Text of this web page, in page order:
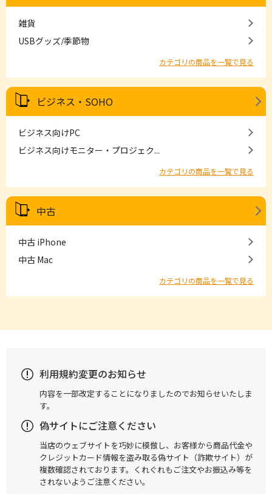
雑貨
USBグッズ/季節物
カテゴリの商品を一覧で見る
ビジネス・SOHO
ビジネス向けPC
ビジネス向けモニター・プロジェク...
カテゴリの商品を一覧で見る
中古
中古 iPhone
中古 Mac
カテゴリの商品を一覧で見る
利用規約変更のお知らせ
内容を一部改定することになりましたのでお知らせいたしま
す。
偽サイトにご注意ください
当店のウェブサイトを巧妙に模倣し、お客様から商品代金や
クレジットカード情報を盗み取る偽サイト（詐欺サイト）が
複数確認されております。くれぐれもご注文やお振込み等を
されないようご注意ください。